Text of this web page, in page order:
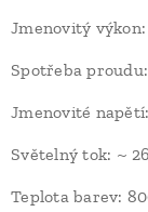
Jmenovitý
Spotřeba
Jmenovité
Světelný tok: ~
Teplota barev: